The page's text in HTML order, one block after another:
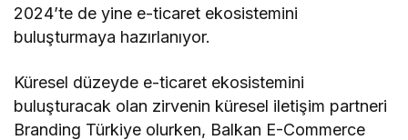
2024’te de yine e-ticaret ekosistemini
buluşturmaya hazırlanıyor.
Küresel düzeyde e-ticaret ekosistemini
buluşturacak olan zirvenin küresel iletişim partneri
Branding Türkiye olurken, Balkan E-Commerce